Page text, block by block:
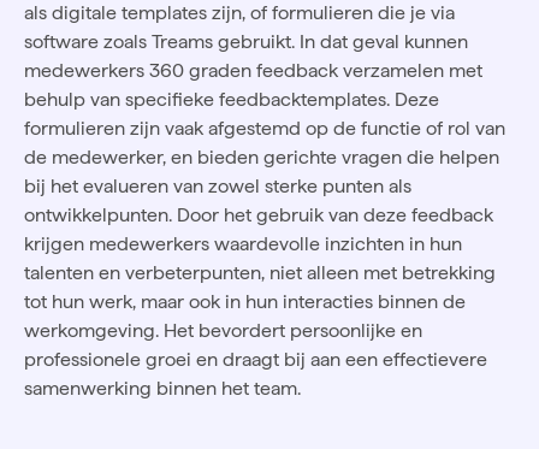
als digitale templates zijn, of formulieren die je via
software zoals Treams gebruikt. In dat geval kunnen
medewerkers 360 graden feedback verzamelen met
behulp van specifieke feedbacktemplates. Deze
formulieren zijn vaak afgestemd op de functie of rol van
de medewerker, en bieden gerichte vragen die helpen
bij het evalueren van zowel sterke punten als
ontwikkelpunten. Door het gebruik van deze feedback
krijgen medewerkers waardevolle inzichten in hun
talenten en verbeterpunten, niet alleen met betrekking
tot hun werk, maar ook in hun interacties binnen de
werkomgeving. Het bevordert persoonlijke en
professionele groei en draagt bij aan een effectievere
samenwerking binnen het team.